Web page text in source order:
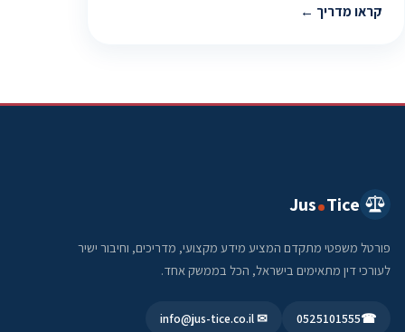
קראו מדריך
Jus Tice
פורטל משפטי מתקדם המציע מידע מקצועי, מדריכים, וחיבור ישיר
לעורכי דין מתאימים בישראל, הכל בממשק אחד.
☎
0525101555
✉ info@jus-tice.co.il